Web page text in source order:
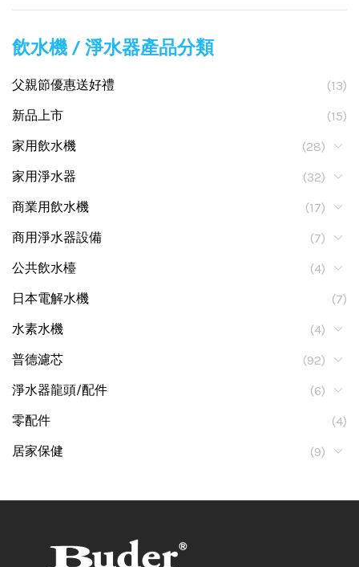
飲水機 / 淨水器產品分類
父親節優惠送好禮
(13)
新品上市
(15)
家用飲水機
(28)
家用淨水器
(32)
商業用飲水機
(17)
商用淨水器設備
(7)
公共飲水檯
(4)
日本電解水機
(7)
水素水機
(4)
普德濾芯
(92)
淨水器龍頭/配件
(6)
零配件
(4)
居家保健
(9)